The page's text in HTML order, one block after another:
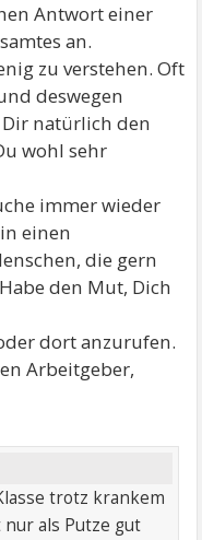
Antwort einer
an.
zu verstehen. Oft
deswegen
natürlich den
wohl sehr
immer wieder
einen
die gern
den Mut, Dich
dort anzurufen.
Arbeitgeber,
trotz krankem
als Putze gut